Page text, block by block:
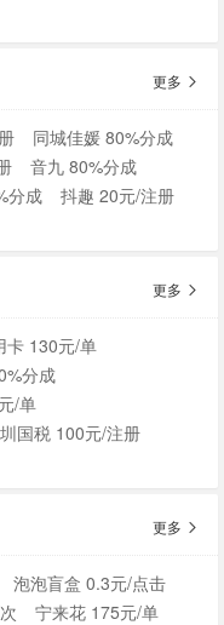
更多
同城佳媛 80%分成
音九 80%分成
分成
抖趣 20元/注册
更多
卡 130元/单
分成
/单
国税 100元/注册
更多
泡泡盲盒 0.3元/点击
宁来花 175元/单